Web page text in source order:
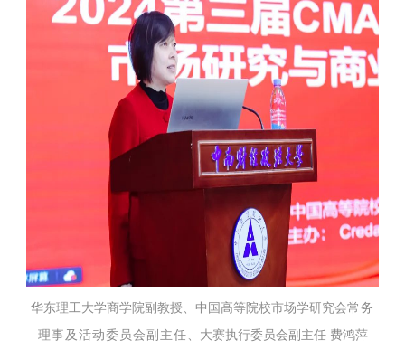
华东理工大学商学院副教授、中国高等院校市场学研究会常务
理事及活动委员会副主任 、大赛执行委员会副主任 费鸿萍